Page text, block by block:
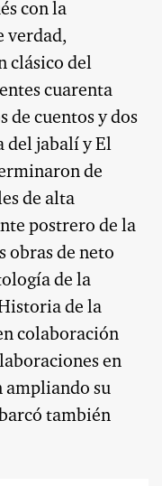
con la
verdad,
clásico del
cuarenta
de cuentos y dos
del jabalí y El
de
de alta
postrero de la
obras de neto
de la
de la
colaboración
en
ampliando su
también